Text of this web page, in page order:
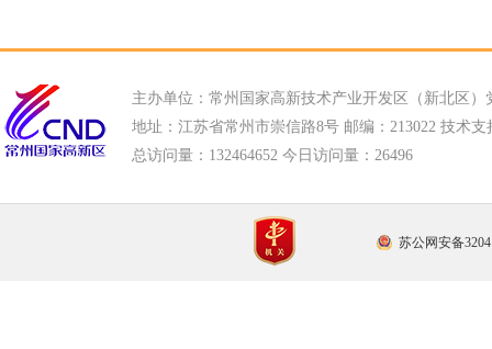
主办单位：常州国家高新技术产业开发区（新北区）
地址：江苏省常州市崇信路8号 邮编：213022 技术支
总访问量： 132464652 今日访问量： 26496
苏公网安备